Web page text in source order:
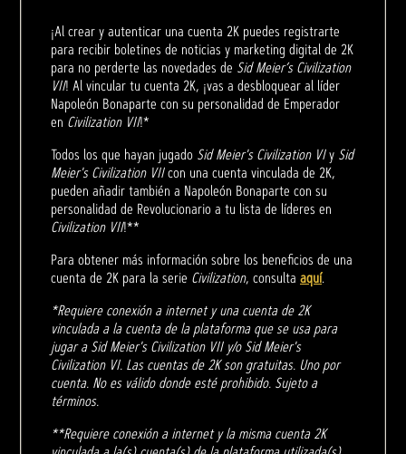
¡Al crear y autenticar una cuenta 2K puedes registrarte
para recibir boletines de noticias y marketing digital de 2K
para no perderte las novedades de Sid Meier’s Civilization
VII! Al vincular tu cuenta 2K, ¡vas a desbloquear al líder
Napoleón Bonaparte con su personalidad de Emperador
en Civilization VII!*
Todos los que hayan jugado Sid Meier's Civilization VIy Sid
Meier's Civilization VIIcon una cuenta vinculada de 2K,
pueden añadir también a Napoleón Bonaparte con su
personalidad de Revolucionario a tu lista de líderes en
Civilization VII!**
Para obtener más información sobre los beneficios de una
cuenta de 2K para la serie Civilization, consulta aquí.
*Requiere conexión a internet y una cuenta de 2K
vinculada a la cuenta de la plataforma que se usa para
jugar a Sid Meier's Civilization VII y/o Sid Meier's
Civilization VI. Las cuentas de 2K son gratuitas. Uno por
cuenta. No es válido donde esté prohibido. Sujeto a
términos.
**Requiere conexión a internet y la misma cuenta 2K